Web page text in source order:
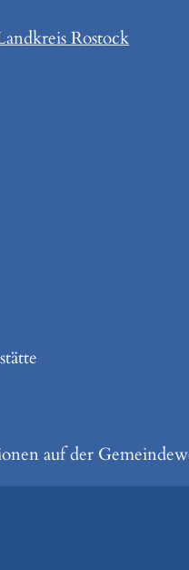
Rostock
auf der